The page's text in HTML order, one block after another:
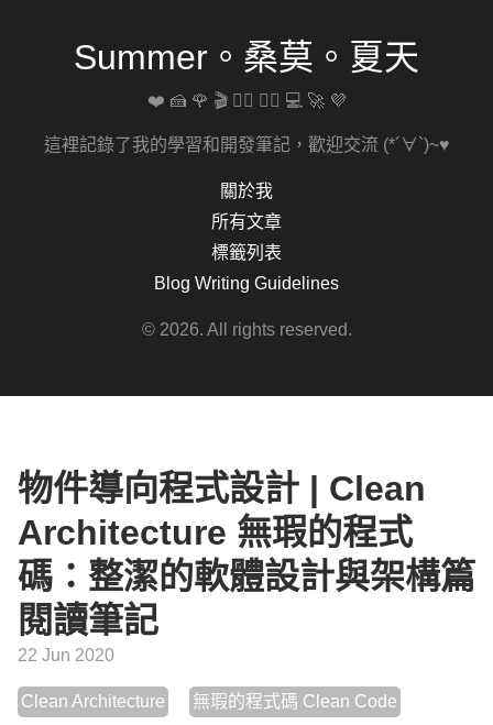
Summer。桑莫。夏天
❤️ 🍰 🌹 🎬 🚴‍♀️ 🏋️‍♀️ 💻 🚀 💜
這裡記錄了我的學習和開發筆記，歡迎交流 (*´∀`)~♥
關於我
所有文章
標籤列表
Blog Writing Guidelines
© 2026. All rights reserved.
物件導向程式設計 | Clean
Architecture 無瑕的程式
碼：整潔的軟體設計與架構篇
閱讀筆記
22 Jun 2020
Clean Architecture 無瑕的程式碼 Clean Code